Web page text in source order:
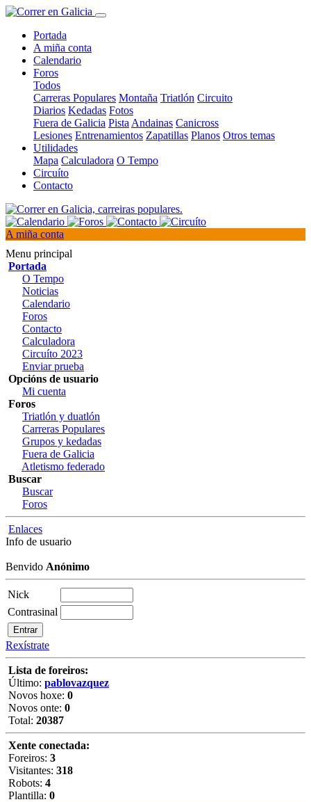
Portada
A miña conta
Calendario
Foros
Todos
Carreras Populares Montaña Triatlón Circuito
Diarios Kedadas Fotos
Fuera de Galicia Pista Andainas Canicross
Lesiones Entrenamientos Zapatillas Planos Otros temas
Utilidades
Mapa Calculadora O Tempo
Circuíto
Contacto
A miña conta
Menu principal
Portada
O Tempo
Noticias
Calendario
Foros
Contacto
Calculadora
Circuíto 2023
Enviar prueba
Opcións de usuario
Mi cuenta
Foros
Triatlón y duatlón
Carreras Populares
Grupos y kedadas
Fuera de Galicia
Atletismo federado
Buscar
Buscar
Foros
Enlaces
Info de usuario
Benvido Anónimo
Nick
Contrasinal
Rexístrate
Lista de foreiros:
Último: pablovazquez
Novos hoxe: 0
Novos onte: 0
Total: 20387
Xente conectada:
Foreiros: 3
Visitantes: 318
Robots: 4
Plantilla: 0